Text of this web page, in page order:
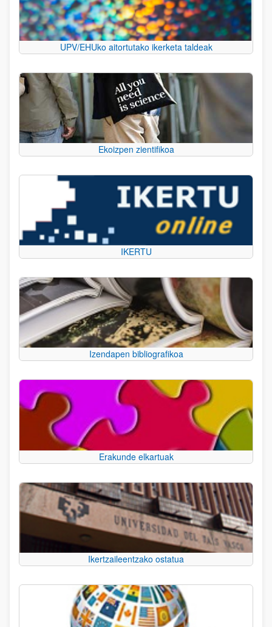
UPV/EHUko aitortutako ikerketa taldeak
Ekoizpen zientifikoa
IKERTU
Izendapen bibliografikoa
Erakunde elkartuak
Ikertzaileentzako ostatua